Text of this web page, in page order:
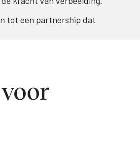
tot een partnership dat